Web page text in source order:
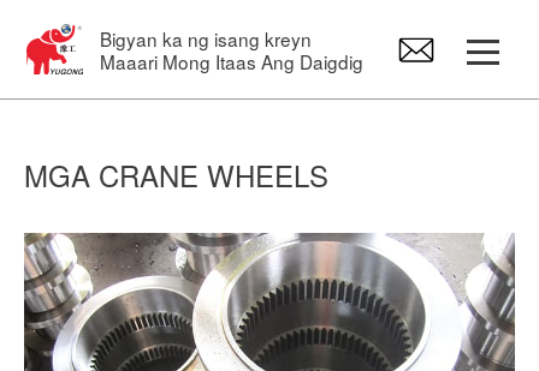
Bigyan ka ng isang kreyn
Maaari Mong Itaas Ang Daigdig
Jib Crane
Electric Hoist
MGA CRANE WHEELS